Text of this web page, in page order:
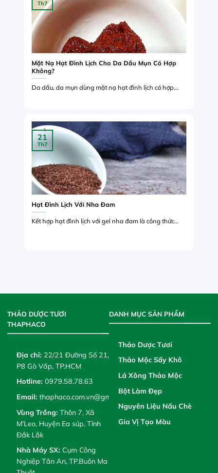
Mặt Nạ Hạt Đình Lịch Cho Da Dầu Mụn Có Hợp
Không?
Da dầu, da mụn dùng mặt nạ hạt đình lịch có hợp...
Th7
Hạt Đình Lịch Với Nha Đam
Kết hợp hạt đình lịch với gel nha đam là công thức...
21
Th7
THẢO DƯỢC TƯƠI
THAPHACO
Địa chỉ: 22/21 Đường Số 21,
P8 Gò Vấp, TP.HCM
Hotline: 0979.58.78.63
Email: thaphaco.com.vn@gmail.com
Vùng Trồng: Thôn 7, Xã
M'Leo, Huyện Ea súp, Tỉnh
Đắk Lắk
Nhà Máy SX: Cụm Công
Nghiệp Tân An, TP.Buôn Ma
DANH MỤC SẢN PHẨM
Thảo Dược Tươi
Thảo Mộc Sấy Khô
Lá Xông Thảo Mộc
Bột Làm Đẹp
Nguyên Liệu Nấu Chè
Gia Vị Tạo Màu